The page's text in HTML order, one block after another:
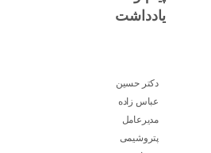
یادداشت
دکتر حسین
عباس زاده
مدیرعامل
پتروشیمی